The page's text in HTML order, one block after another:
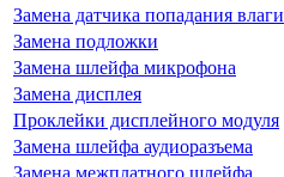
Замена датчика попадания влаги
Замена подложки
Замена шлейфа микрофона
Замена дисплея
Проклейки дисплейного модуля
Замена шлейфа аудиоразъема
Замена межплатного шлейфа